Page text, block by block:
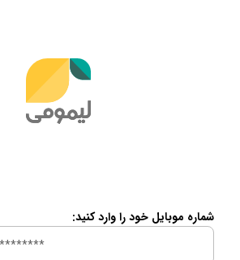
شماره موبایل خود را وارد کنید: